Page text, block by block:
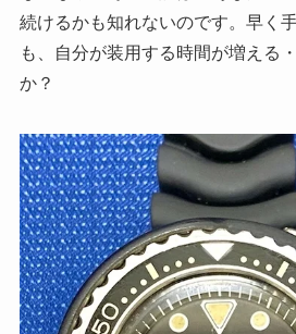
続けるかも知れないのです。早く
も、自分が装用する時間が増える
か？